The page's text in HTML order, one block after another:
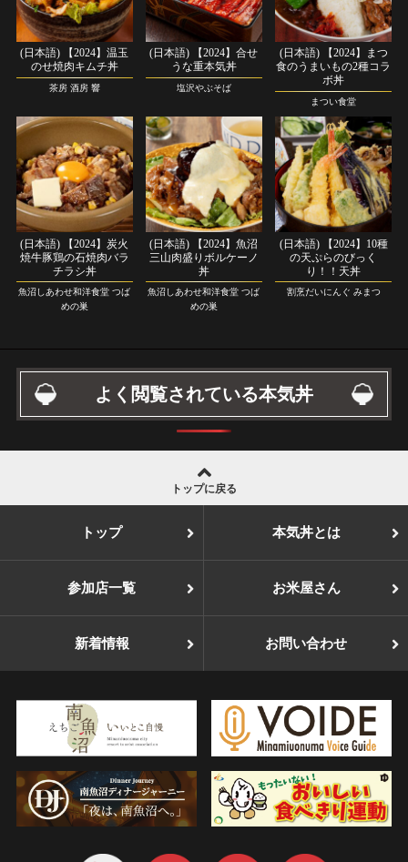
(日本語) 【2024】温玉
のせ焼肉キムチ丼
茶房 酒房 響
(日本語) 【2024】合せ
うな重本気丼
塩沢やぶそば
(日本語) 【2024】まつ
食のうまいもの2種コラ
ボ丼
まつい食堂
(日本語) 【2024】炭火
焼牛豚鶏の石焼肉バラ
チラシ丼
魚沼しあわせ和洋食堂 つば
めの巣
(日本語) 【2024】魚沼
三山肉盛りボルケーノ
丼
魚沼しあわせ和洋食堂 つば
めの巣
(日本語) 【2024】10種
の天ぷらのびっく
り！！天丼
割烹だいにんぐ みまつ
よく閲覧されている本気丼
トップに戻る
トップ 本気丼とは
参加店一覧 お米屋さん
新着情報 お問い合わせ